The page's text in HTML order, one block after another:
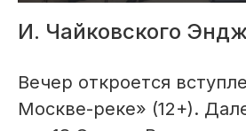
И. Чайковского
Вечер откроется
Москве-реке» (12+).